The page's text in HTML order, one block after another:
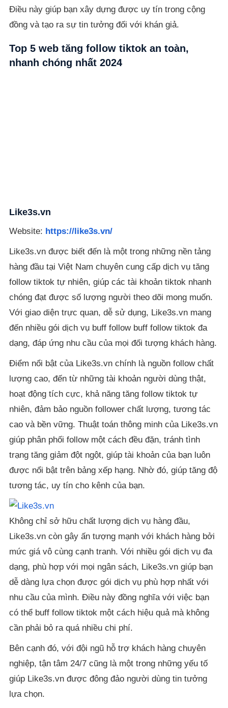
Điều này giúp bạn xây dựng được uy tín trong cộng
đồng và tạo ra sự tin tưởng đối với khán giả.
Top 5 web tăng follow tiktok an toàn,
nhanh chóng nhất 2024
Like3s.vn
Website: https://like3s.vn/
Like3s.vn được biết đến là một trong những nền tảng
hàng đầu tại Việt Nam chuyên cung cấp dịch vụ tăng
follow tiktok tự nhiên, giúp các tài khoản tiktok nhanh
chóng đạt được số lượng người theo dõi mong muốn.
Với giao diện trực quan, dễ sử dụng, Like3s.vn mang
đến nhiều gói dịch vụ buff follow buff follow tiktok đa
dạng, đáp ứng nhu cầu của mọi đối tượng khách hàng.
Điểm nổi bật của Like3s.vn chính là nguồn follow chất
lượng cao, đến từ những tài khoản người dùng thật,
hoạt động tích cực, khả năng tăng follow tiktok tự
nhiên, đảm bảo nguồn follower chất lượng, tương tác
cao và bền vững. Thuật toán thông minh của Like3s.vn
giúp phân phối follow một cách đều đặn, tránh tình
trạng tăng giảm đột ngột, giúp tài khoản của bạn luôn
được nổi bật trên bảng xếp hạng. Nhờ đó, giúp tăng độ
tương tác, uy tín cho kênh của bạn.
Không chỉ sở hữu chất lượng dịch vụ hàng đầu,
Like3s.vn còn gây ấn tượng mạnh với khách hàng bởi
mức giá vô cùng cạnh tranh. Với nhiều gói dịch vụ đa
dạng, phù hợp với mọi ngân sách, Like3s.vn giúp bạn
dễ dàng lựa chọn được gói dịch vụ phù hợp nhất với
nhu cầu của mình. Điều này đồng nghĩa với việc bạn
có thể buff follow tiktok một cách hiệu quả mà không
cần phải bỏ ra quá nhiều chi phí.
Bên cạnh đó, với đội ngũ hỗ trợ khách hàng chuyên
nghiệp, tận tâm 24/7 cũng là một trong những yếu tố
giúp Like3s.vn được đông đảo người dùng tin tưởng
lựa chọn.